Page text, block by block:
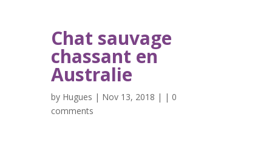
Chat sauvage
chassant en
Australie
by Hugues | Nov 13, 2018 | | 0
comments